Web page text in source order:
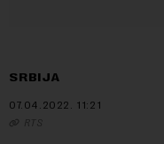
SRBIJA
07.04.2022. 11:21
RTS